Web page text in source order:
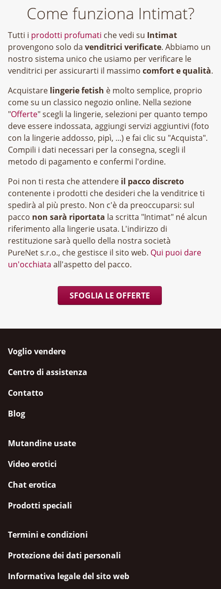
Come funziona Intimat?
Tutti i prodotti profumati che vedi su Intimat
provengono solo da venditrici verificate. Abbiamo un
nostro sistema unico che usiamo per verificare le
venditrici per assicurarti il massimo comfort e qualità.
Acquistare lingerie fetish è molto semplice, proprio
come su un classico negozio online. Nella sezione
"Offerte" scegli la lingerie, selezioni per quanto tempo
deve essere indossata, aggiungi servizi aggiuntivi (foto
con la lingerie addosso, pipì, ...) e fai clic su "Acquista".
Compili i dati necessari per la consegna, scegli il
metodo di pagamento e confermi l'ordine.
Poi non ti resta che attendere il pacco discreto
contenente i prodotti che desideri che la venditrice ti
spedirà al più presto. Non c'è da preoccuparsi: sul
pacco non sarà riportata la scritta "Intimat" né alcun
riferimento alla lingerie usata. L'indirizzo di
restituzione sarà quello della nostra società
, che gestisce il sito web. Qui puoi dare
un'occhiata all'aspetto del pacco.
SFOGLIA LE OFFERTE
Voglio vendere
Centro di assistenza
Contatto
Blog
Mutandine usate
Video erotici
Chat erotica
Prodotti speciali
Termini e condizioni
Protezione dei dati personali
Informativa legale del sito web